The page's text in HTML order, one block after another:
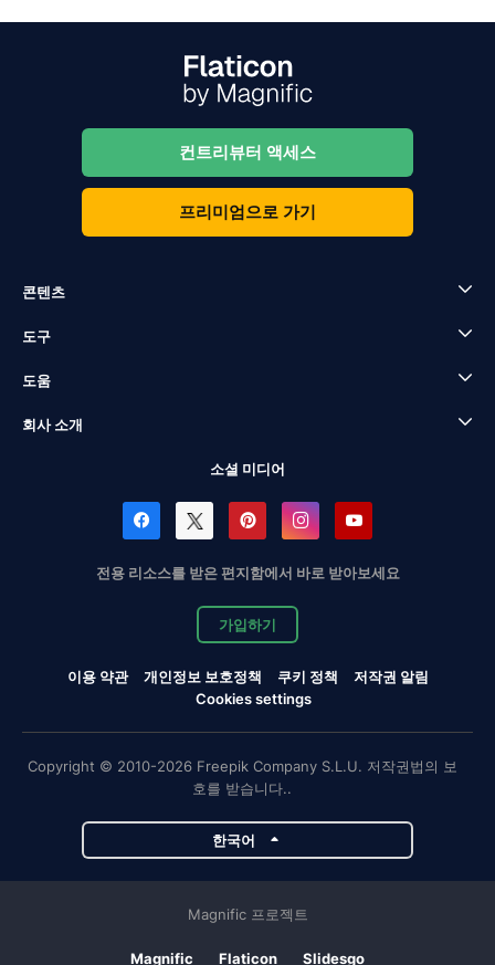
컨트리뷰터 액세스
프리미엄으로 가기
콘텐츠
도구
도움
회사 소개
소셜 미디어
전용 리소스를 받은 편지함에서 바로 받아보세요
가입하기
이용 약관 개인정보 보호정책 쿠키 정책
저작권 알림
Cookies settings
Copyright © 2010-2026 Freepik Company S.L.U. 저작권법의 보
호를 받습니다..
한국어
Magnific 프로젝트
Magnific Flaticon Slidesgo